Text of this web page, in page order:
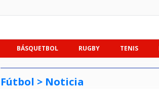
BÁSQUETBOL RUGBY TENIS
Fútbol > Noticia